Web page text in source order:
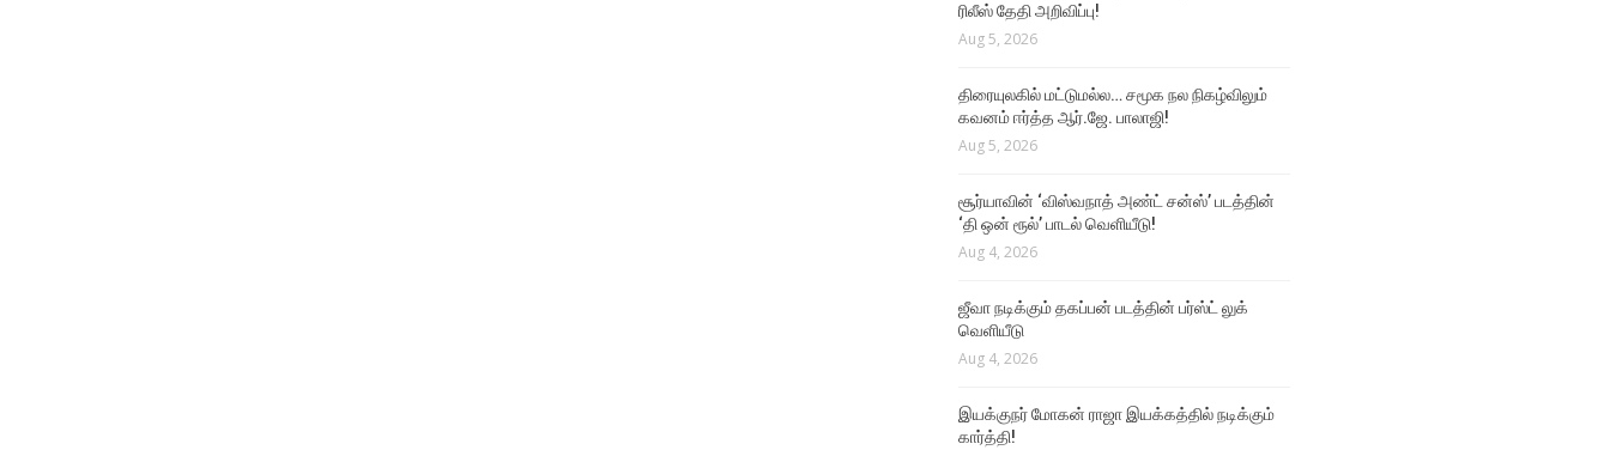
ரிலீஸ் தேதி அறிவிப்பு!
Aug 5, 2026
திரையுலகில் மட்டுமல்ல… சமூக நல நிகழ்விலும்
கவனம் ஈர்த்த ஆர்.ஜே. பாலாஜி!
Aug 5, 2026
சூர்யாவின் ‘விஸ்வநாத் அண்ட் சன்ஸ்’ படத்தின்
‘தி ஒன் ரூல்’ பாடல் வெளியீடு!
Aug 4, 2026
ஜீவா நடிக்கும் தகப்பன் படத்தின் பர்ஸ்ட் லுக்
வெளியீடு
Aug 4, 2026
இயக்குநர் மோகன் ராஜா இயக்கத்தில் நடிக்கும்
கார்த்தி!